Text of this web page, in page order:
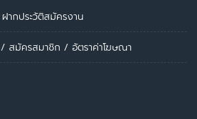
ฝากประวัติสมัครงาน
/ สมัครสมาชิก / อัตราค่าโฆษณา